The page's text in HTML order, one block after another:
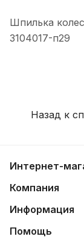
Шпилька
3104017-п29
Назад к
Интернет-
Компания
Информация
Помощь